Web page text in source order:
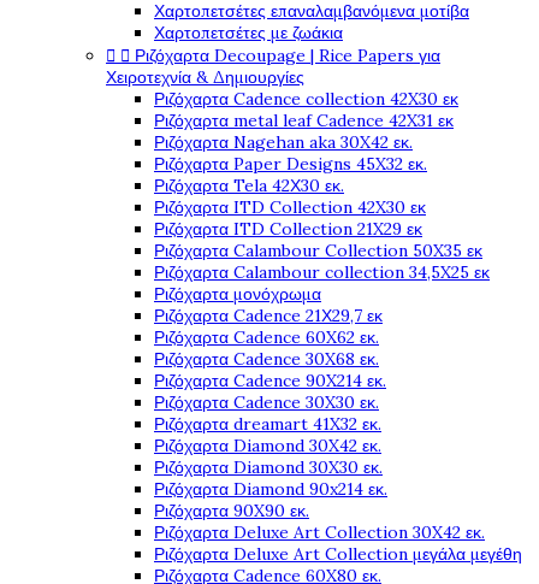
Χαρτοπετσέτες επαναλαμβανόμενα μοτίβα
Χαρτοπετσέτες με ζωάκια
  Ριζόχαρτα Decoupage | Rice Papers για
Χειροτεχνία & Δημιουργίες
Ριζόχαρτα Cadence collection 42X30 εκ
Ριζόχαρτα metal leaf Cadence 42X31 εκ
Ριζόχαρτα Nagehan aka 30X42 εκ.
Ριζόχαρτα Paper Designs 45X32 εκ.
Ριζόχαρτα Tela 42Χ30 εκ.
Ριζόχαρτα ITD Collection 42X30 εκ
Ριζόχαρτα ITD Collection 21X29 εκ
Ριζόχαρτα Calambour Collection 50X35 εκ
Ριζόχαρτα Calambour collection 34,5X25 εκ
Ριζόχαρτα μονόχρωμα
Ριζόχαρτα Cadence 21Χ29,7 εκ
Ριζόχαρτα Cadence 60X62 εκ.
Ριζόχαρτα Cadence 30X68 εκ.
Ριζόχαρτα Cadence 90X214 εκ.
Ριζόχαρτα Cadence 30X30 εκ.
Ριζόχαρτα dreamart 41X32 εκ.
Ριζόχαρτα Diamond 30X42 εκ.
Ριζόχαρτα Diamond 30X30 εκ.
Ριζόχαρτα Diamond 90x214 εκ.
Ριζόχαρτα 90X90 εκ.
Ριζόχαρτα Deluxe Art Collection 30X42 εκ.
Ριζόχαρτα Deluxe Art Collection μεγάλα μεγέθη
Ριζόχαρτα Cadence 60X80 εκ.